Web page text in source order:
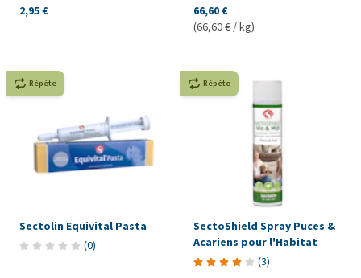
2,95 €
66,60 €
(66,60 € / kg)
Répète
Sectolin Equivital Pasta
(0)
Répète
SectoShield Spray Puces &
Acariens pour l'Habitat
(3)